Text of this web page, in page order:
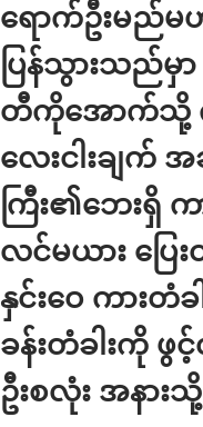
ရောက်ဦးမည်
ပြန်သွားသည်မှ
တီကိုအောက်သို့ က
လေးငါးချ
ကြီး၏ဘေးရှိ
လင်မယား ပ
နှင်းဝေ ကားတံ
ခန်းတံခါးကို
ဦးစလုံး အနာ